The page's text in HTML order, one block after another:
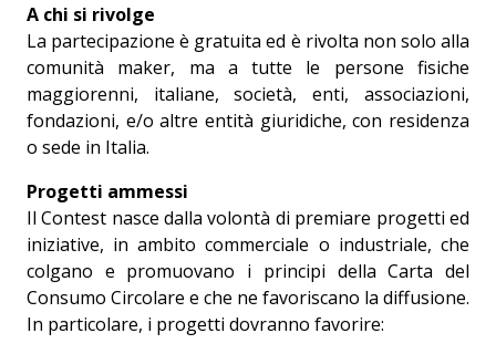
A chi si rivolge
La partecipazione è gratuita ed è rivolta non solo alla
comunità maker, ma a tutte le persone fisiche
maggiorenni, italiane, società, enti, associazioni,
fondazioni, e/o altre entità giuridiche, con residenza
o sede in Italia.
Progetti ammessi
Il Contest nasce dalla volontà di premiare progetti ed
iniziative, in ambito commerciale o industriale, che
colgano e promuovano i principi della Carta del
Consumo Circolare e che ne favoriscano la diffusione.
In particolare, i progetti dovranno favorire: